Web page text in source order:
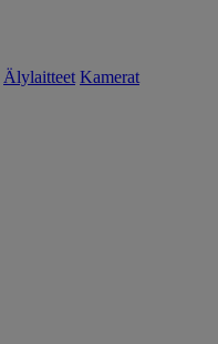
Älylaitteet Kamerat